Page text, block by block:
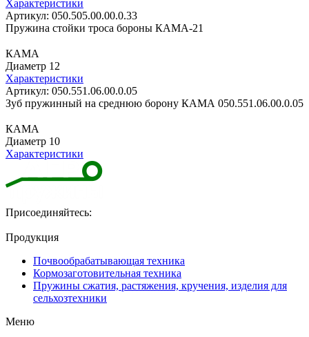
Характеристики
Артикул: 050.505.00.00.0.33
Пружина стойки троса бороны КАМА-21
КАМА
Диаметр 12
Характеристики
Артикул: 050.551.06.00.0.05
Зуб пружинный на среднюю борону КАМА 050.551.06.00.0.05
КАМА
Диаметр 10
Характеристики
Присоединяйтесь:
Продукция
Почвообрабатывающая техника
Кормозаготовительная техника
Пружины сжатия, растяжения, кручения, изделия для
сельхозтехники
Меню